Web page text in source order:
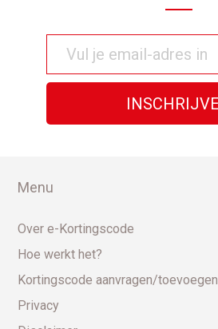
Menu
Over e-Kortingscode
Hoe werkt het?
Kortingscode aanvragen/toevoegen
Privacy